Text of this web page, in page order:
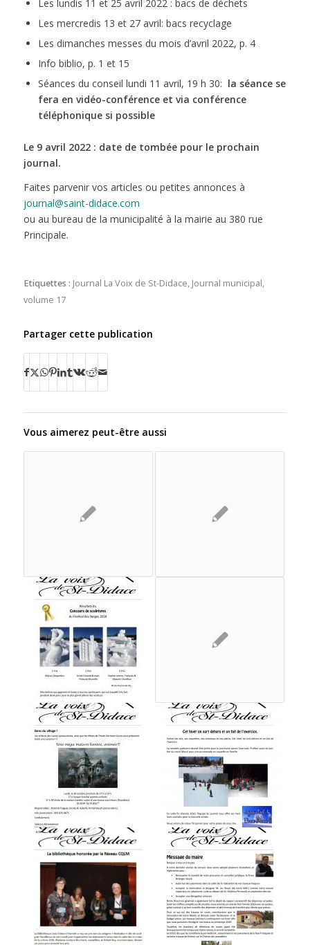
Les lundis 11 et 25 avril 2022 : bacs de déchets
Les mercredis 13 et 27 avril: bacs recyclage
Les dimanches messes du mois d’avril 2022, p. 4
Info biblio, p. 1 et 15
Séances du conseil lundi 11 avril, 19 h 30: la séance se
fera en vidéo-conférence et via conférence
téléphonique si possible
Le 9 avril 2022 : date de tombée pour le prochain
journal.
Faites parvenir vos articles ou petites annonces à
journal@saint-didace.com
ou au bureau de la municipalité à la mairie au 380 rue
Principale.
Etiquettes : Journal La Voix de St-Didace, Journal municipal,
volume 17
Partager cette publication
Vous aimerez peut-être aussi